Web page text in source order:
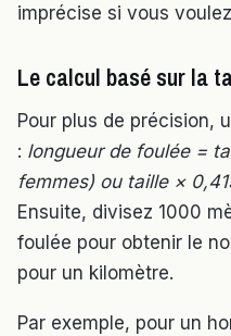
imprécise si vous
Le calcul basé sur la
Pour plus de précision,
: longueur de foulée =
femmes) ou taille ×
Ensuite, divisez 1000
foulée pour obtenir le
pour un kilomètre.
Par exemple, pour un